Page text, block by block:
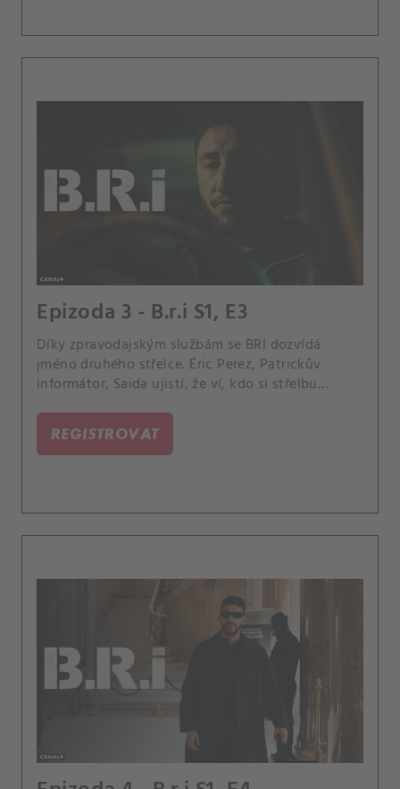
Epizoda 3 - B.r.i S1, E3
Díky zpravodajským službám se BRI dozvídá
jméno druhého střelce. Éric Perez, Patrickův
informátor, Saïda ujistí, že ví, kdo si střelbu
REGISTROVAT